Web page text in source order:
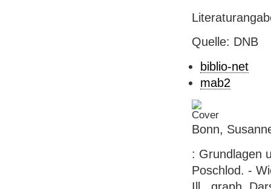
Quelle: DNB
biblio-net
mab2
Bonn,
: Grundlagen
Poschlod. -